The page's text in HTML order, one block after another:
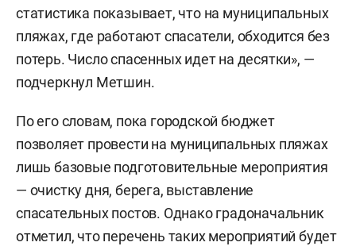
статистика показывает, что на муниципальных
пляжах, где работают спасатели, обходится без
потерь. Число спасенных идет на десятки», —
подчеркнул Метшин.
По его словам, пока городской бюджет
позволяет провести на муниципальных пляжах
лишь базовые подготовительные мероприятия
— очистку дня, берега, выставление
спасательных постов. Однако градоначальник
отметил, что перечень таких мероприятий будет